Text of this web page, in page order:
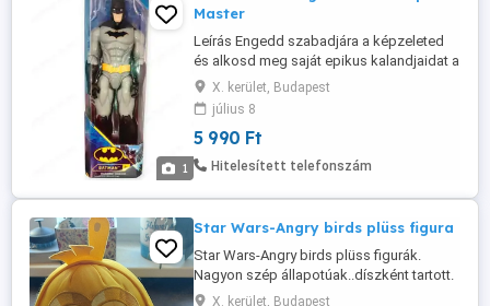
1
Master
Leírás Engedd szabadjára a képzeleted
és alkosd meg saját epikus kalandjaidat a
30 cm-es Batman akciófigurákkal! Minden
figura 11 mozgatható alkatrésszel
rendelkezik, így dinamikusan beállíthatod
őket a legizgalmasabb jelenetekhez. A
szövetköpeny és a gondosan kidolgozott
X. kerület, Budapest
július 8
5 990 Ft
Hitelesített telefonszám
Star Wars-Angry birds plüss figura
Star Wars-Angry birds plüss figurák.
Nagyon szép állapotúak..díszként tartott.
Méret:22cm. 1500ft db Pesten
X. kerület, Budapest